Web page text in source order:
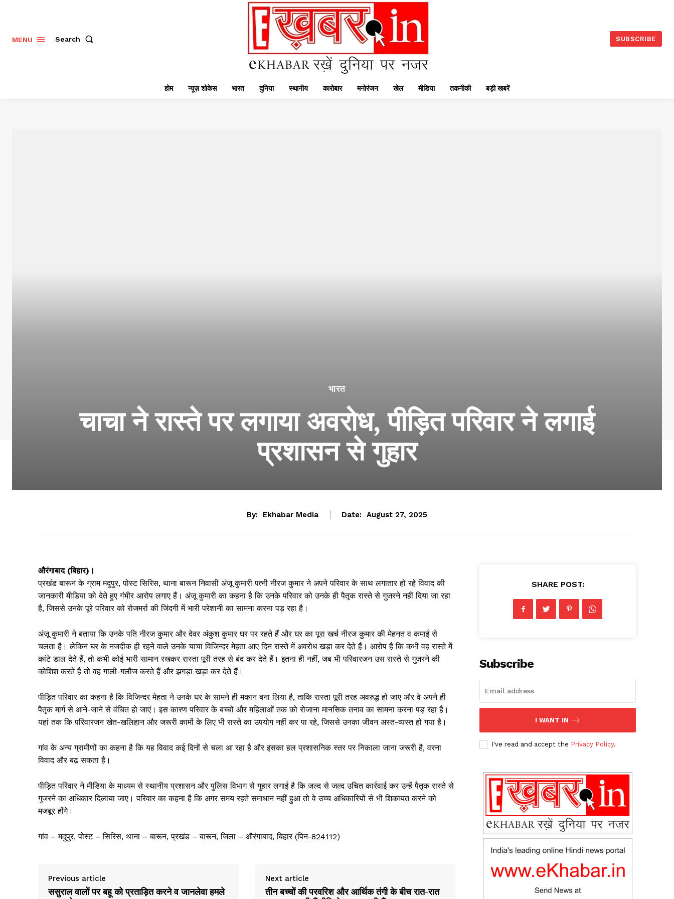
News Week
MENU Search SUBSCRIBE
होम न्यूज़ शोकेस भारत दुनिया स्थानीय कारोबार मनोरंजन खेल मीडिया तकनीकी बड़ी खबरें
भारत
चाचा ने रास्ते पर लगाया अवरोध, पीड़ित परिवार ने लगाई
प्रशासन से गुहार
By: Ekhabar Media Date: August 27, 2025
औरंगाबाद (बिहार)।
प्रखंड बारून के ग्राम मदुपुर, पोस्ट सिरिस, थाना बारून निवासी अंजू कुमारी पत्नी नीरज कुमार ने अपने परिवार के साथ लगातार हो रहे विवाद की
जानकारी मीडिया को देते हुए गंभीर आरोप लगाए हैं। अंजू कुमारी का कहना है कि उनके परिवार को उनके ही पैतृक रास्ते से गुजरने नहीं दिया जा रहा
है, जिससे उनके पूरे परिवार को रोजमर्रा की जिंदगी में भारी परेशानी का सामना करना पड़ रहा है।
अंजू कुमारी ने बताया कि उनके पति नीरज कुमार और देवर अंकुश कुमार घर पर रहते हैं और घर का पूरा खर्च नीरज कुमार की मेहनत व कमाई से
चलता है। लेकिन घर के नजदीक ही रहने वाले उनके चाचा विजिन्दर मेहता आए दिन रास्ते में अवरोध खड़ा कर देते हैं। आरोप है कि कभी वह रास्ते में
कांटे डाल देते हैं, तो कभी कोई भारी सामान रखकर रास्ता पूरी तरह से बंद कर देते हैं। इतना ही नहीं, जब भी परिवारजन उस रास्ते से गुजरने की
कोशिश करते हैं तो वह गाली-गलौज करते हैं और झगड़ा खड़ा कर देते हैं।
पीड़ित परिवार का कहना है कि विजिन्दर मेहता ने उनके घर के सामने ही मकान बना लिया है, ताकि रास्ता पूरी तरह अवरुद्ध हो जाए और वे अपने ही
पैतृक मार्ग से आने-जाने से वंचित हो जाएं। इस कारण परिवार के बच्चों और महिलाओं तक को रोजाना मानसिक तनाव का सामना करना पड़ रहा है।
यहां तक कि परिवारजन खेत-खलिहान और जरूरी कामों के लिए भी रास्ते का उपयोग नहीं कर पा रहे, जिससे उनका जीवन अस्त-व्यस्त हो गया है।
गांव के अन्य ग्रामीणों का कहना है कि यह विवाद कई दिनों से चला आ रहा है और इसका हल प्रशासनिक स्तर पर निकाला जाना जरूरी है, वरना
विवाद और बढ़ सकता है।
पीड़ित परिवार ने मीडिया के माध्यम से स्थानीय प्रशासन और पुलिस विभाग से गुहार लगाई है कि जल्द से जल्द उचित कार्रवाई कर उन्हें पैतृक रास्ते से
गुजरने का अधिकार दिलाया जाए। परिवार का कहना है कि अगर समय रहते समाधान नहीं हुआ तो वे उच्च अधिकारियों से भी शिकायत करने को
मजबूर होंगे।
गांव – मदुपुर, पोस्ट – सिरिस, थाना – बारून, प्रखंड – बारून, जिला – औरंगाबाद, बिहार (पिन-824112)
Previous article
ससुराल वालों पर बहू को प्रताड़ित करने व जानलेवा हमले
Next article
तीन बच्चों की परवरिश और आर्थिक तंगी के बीच रात-रात
SHARE POST:
Subscribe
I WANT IN
I've read and accept the Privacy Policy.